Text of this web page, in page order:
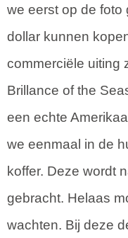
we eerst op de foto
dollar kunnen
commerciële uiting
Brillance of the
een echte
we eenmaal in de
koffer. Deze wordt
gebracht. Helaas
wachten. Bij deze